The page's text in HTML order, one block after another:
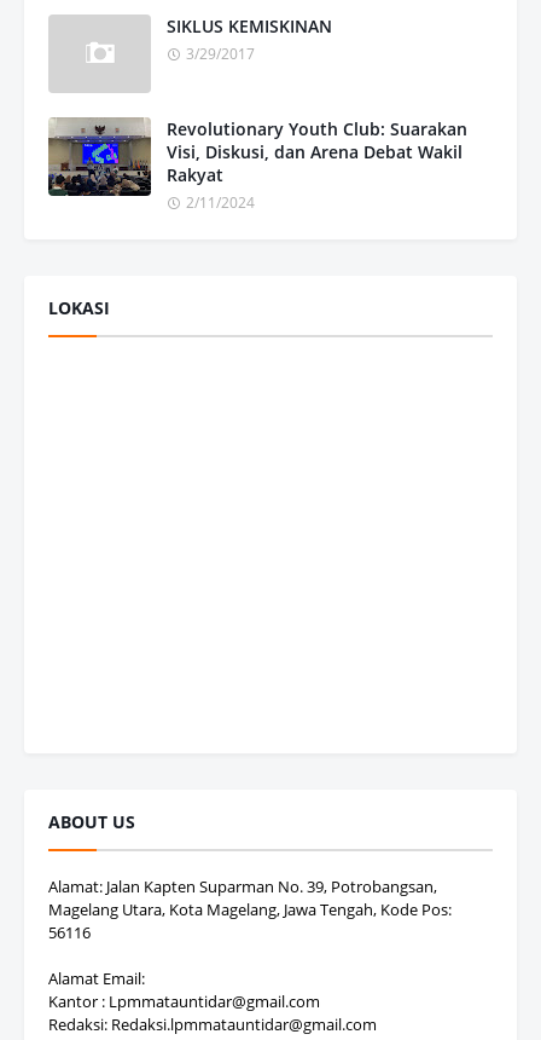
SIKLUS KEMISKINAN
3/29/2017
Revolutionary Youth Club: Suarakan
Visi, Diskusi, dan Arena Debat Wakil
Rakyat
2/11/2024
LOKASI
ABOUT US
Alamat: Jalan Kapten Suparman No. 39, Potrobangsan,
Magelang Utara, Kota Magelang, Jawa Tengah, Kode Pos:
56116
Alamat Email:
Kantor : Lpmmatauntidar@gmail.com
Redaksi: Redaksi.lpmmatauntidar@gmail.com